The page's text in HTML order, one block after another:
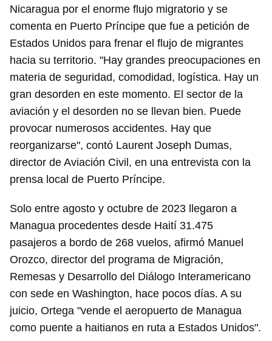
Nicaragua por el enorme flujo migratorio y se
comenta en Puerto Príncipe que fue a petición de
Estados Unidos para frenar el flujo de migrantes
hacia su territorio. "Hay grandes preocupaciones en
materia de seguridad, comodidad, logística. Hay un
gran desorden en este momento. El sector de la
aviación y el desorden no se llevan bien. Puede
provocar numerosos accidentes. Hay que
reorganizarse", contó Laurent Joseph Dumas,
director de Aviación Civil, en una entrevista con la
prensa local de Puerto Príncipe.
Solo entre agosto y octubre de 2023 llegaron a
Managua procedentes desde Haití 31.475
pasajeros a bordo de 268 vuelos, afirmó Manuel
Orozco, director del programa de Migración,
Remesas y Desarrollo del Diálogo Interamericano
con sede en Washington, hace pocos días. A su
juicio, Ortega "vende el aeropuerto de Managua
como puente a haitianos en ruta a Estados Unidos".